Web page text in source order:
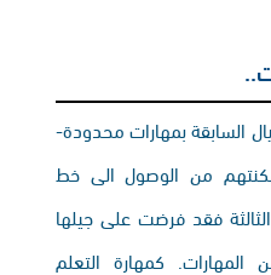
السابقة بمهارات محدودة-
مكنتهم من الوصول الى خط
الثالثة فقد فرضت على جيلها
كمهارة التعلم